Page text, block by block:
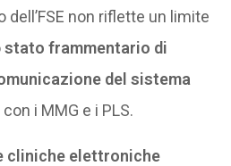
non riflette un limite
stato frammentario di
del sistema
i MMG e i PLS.
cliniche elettroniche